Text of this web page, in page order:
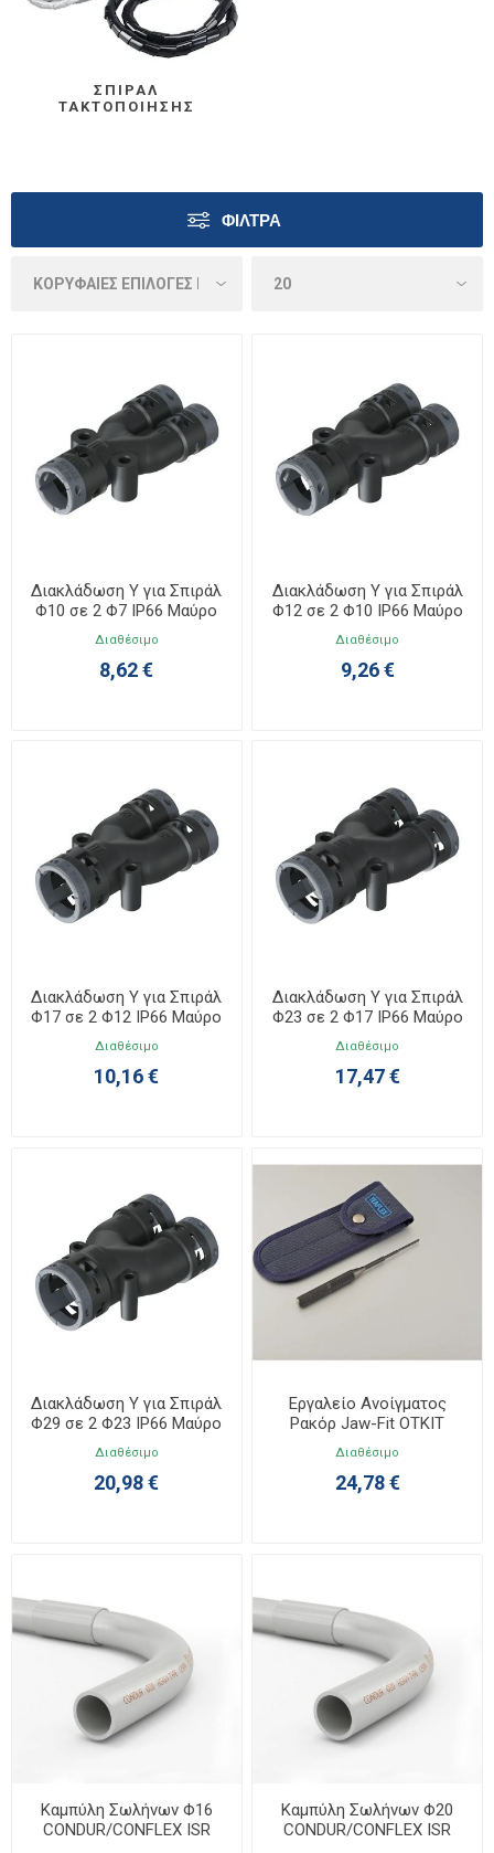
ΣΠΙΡΆΛ
ΤΑΚΤΟΠΟΊΗΣΗΣ
ΦΊΛΤΡΑ
Διακλάδωση Υ για Σπιράλ
Φ10 σε 2 Φ7 IP66 Μαύρο
6BY100707
Διαθέσιμο
8,62 €
Διακλάδωση Υ για Σπιράλ
Φ12 σε 2 Φ10 IP66 Μαύρο
6BY121010
Διαθέσιμο
9,26 €
Διακλάδωση Υ για Σπιράλ
Φ17 σε 2 Φ12 IP66 Μαύρο
6BY171212
Διαθέσιμο
10,16 €
Διακλάδωση Υ για Σπιράλ
Φ23 σε 2 Φ17 IP66 Μαύρο
6BY231717
Διαθέσιμο
17,47 €
Διακλάδωση Υ για Σπιράλ
Φ29 σε 2 Φ23 IP66 Μαύρο
6BY292323
Διαθέσιμο
20,98 €
Εργαλείο Ανοίγματος
Ρακόρ Jaw-Fit OTKIT
Διαθέσιμο
24,78 €
Καμπύλη Σωλήνων Φ16
CONDUR/CONFLEX ISR
Καμπύλη Σωλήνων Φ20
CONDUR/CONFLEX ISR